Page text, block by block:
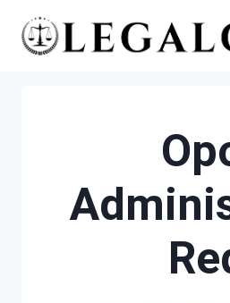
Saltar